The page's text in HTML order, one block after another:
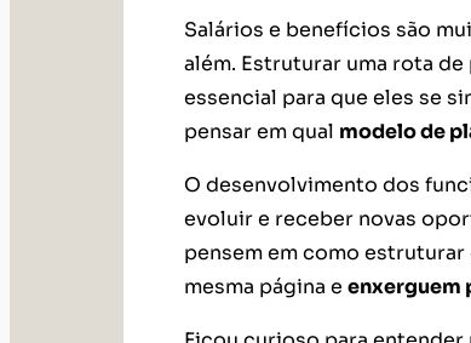
Salários e benefícios são
além. Estruturar uma rota
essencial para que eles se
pensar em qual modelo de
O desenvolvimento dos
evoluir e receber novas
pensem em como
mesma página e enxerguem